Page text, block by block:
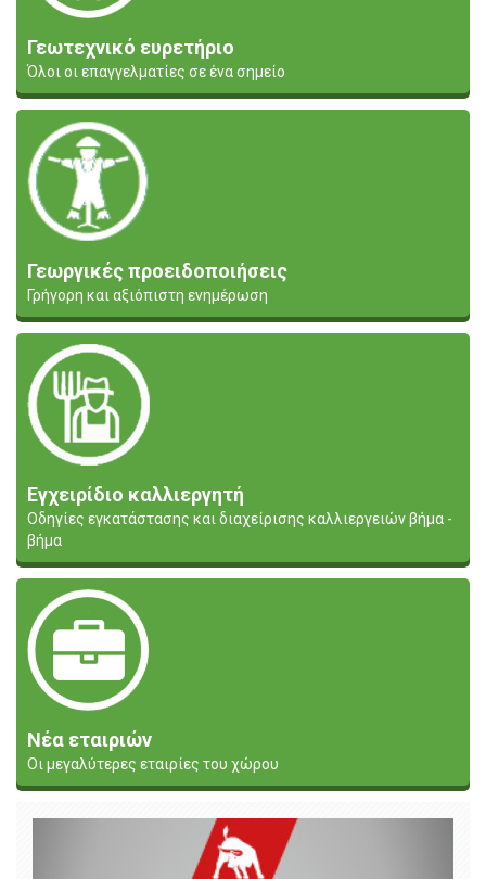
Γεωτεχνικό ευρετήριο
Όλοι οι επαγγελματίες σε ένα σημείο
Γεωργικές προειδοποιήσεις
Γρήγορη και αξιόπιστη ενημέρωση
Εγχειρίδιο καλλιεργητή
Οδηγίες εγκατάστασης και διαχείρισης καλλιεργειών βήμα -
βήμα
Νέα εταιριών
Οι μεγαλύτερες εταιρίες του χώρου